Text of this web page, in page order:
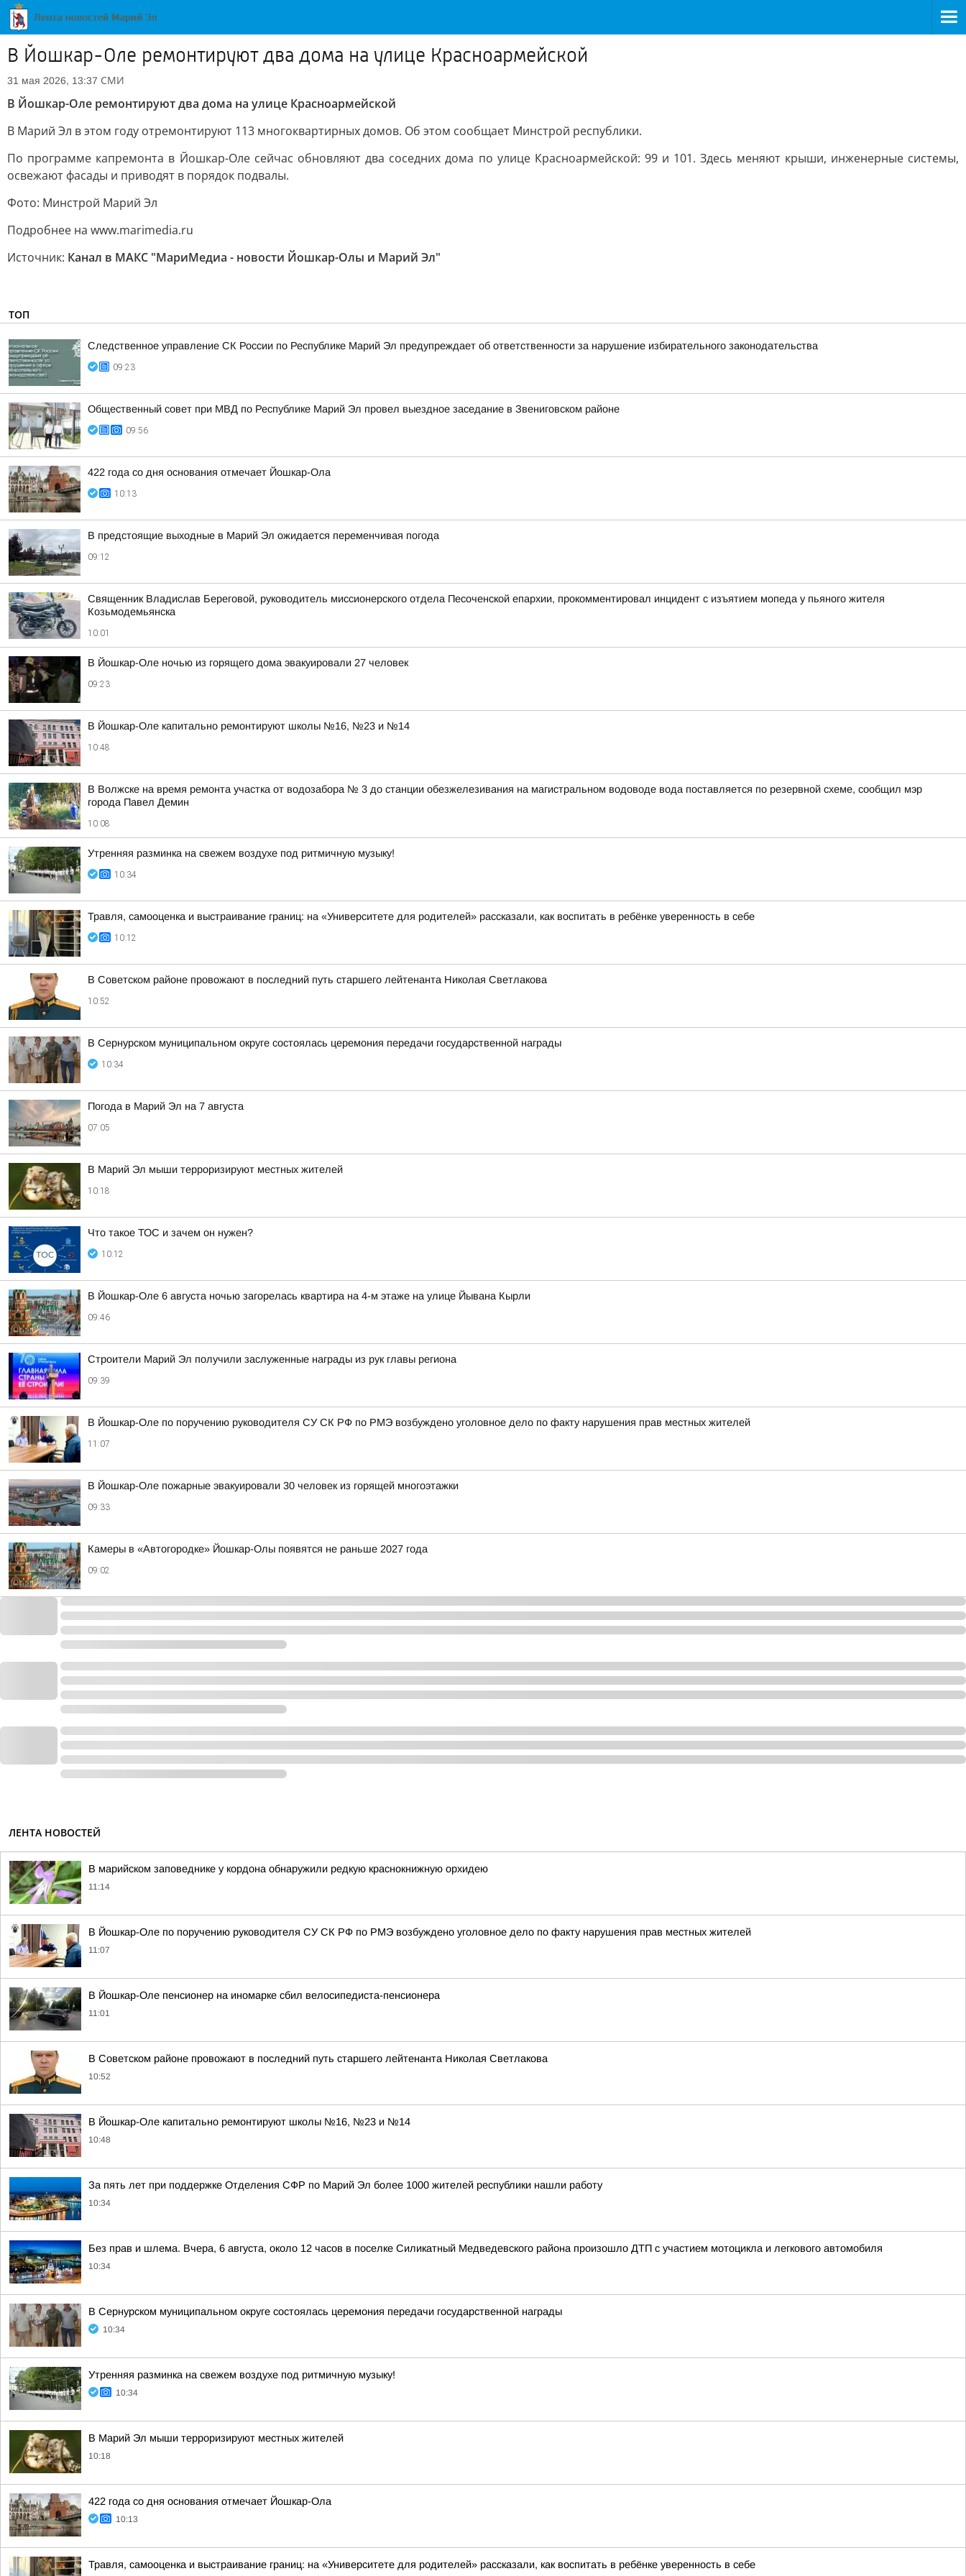
В Йошкар-Оле ремонтируют два дома на улице Красноармейской
31 мая 2026, 13:37 СМИ
В Йошкар-Оле ремонтируют два дома на улице Красноармейской
В Марий Эл в этом году отремонтируют 113 многоквартирных домов. Об этом сообщает Минстрой республики.
По программе капремонта в Йошкар-Оле сейчас обновляют два соседних дома по улице Красноармейской: 99 и 101. Здесь меняют крыши, инженерные системы,
освежают фасады и приводят в порядок подвалы.
Фото: Минстрой Марий Эл
Подробнее на www.marimedia.ru
Источник: Канал в МАКС "МариМедиа - новости Йошкар-Олы и Марий Эл"
ТОП
Следственное управление СК России по Республике Марий Эл предупреждает об ответственности за нарушение избирательного законодательства
09:23
Общественный совет при МВД по Республике Марий Эл провел выездное заседание в Звениговском районе
09:56
422 года со дня основания отмечает Йошкар-Ола
10:13
В предстоящие выходные в Марий Эл ожидается переменчивая погода
09:12
Священник Владислав Береговой, руководитель миссионерского отдела Песоченской епархии, прокомментировал инцидент с изъятием мопеда у пьяного жителя
Козьмодемьянска
10:01
В Йошкар-Оле ночью из горящего дома эвакуировали 27 человек
09:23
В Йошкар-Оле капитально ремонтируют школы №16, №23 и №14
10:48
В Волжске на время ремонта участка от водозабора № 3 до станции обезжелезивания на магистральном водоводе вода поставляется по резервной схеме, сообщил мэр
города Павел Демин
10:08
Утренняя разминка на свежем воздухе под ритмичную музыку!
10:34
Травля, самооценка и выстраивание границ: на «Университете для родителей» рассказали, как воспитать в ребёнке уверенность в себе
10:12
В Советском районе провожают в последний путь старшего лейтенанта Николая Светлакова
10:52
В Сернурском муниципальном округе состоялась церемония передачи государственной награды
10:34
Погода в Марий Эл на 7 августа
07:05
В Марий Эл мыши терроризируют местных жителей
10:18
Что такое ТОС и зачем он нужен?
10:12
В Йошкар-Оле 6 августа ночью загорелась квартира на 4-м этаже на улице Йывана Кырли
09:46
Строители Марий Эл получили заслуженные награды из рук главы региона
09:39
В Йошкар-Оле по поручению руководителя СУ СК РФ по РМЭ возбуждено уголовное дело по факту нарушения прав местных жителей
11:07
В Йошкар-Оле пожарные эвакуировали 30 человек из горящей многоэтажки
09:33
Камеры в «Автогородке» Йошкар-Олы появятся не раньше 2027 года
09:02
ЛЕНТА НОВОСТЕЙ
В марийском заповеднике у кордона обнаружили редкую краснокнижную орхидею
11:14
В Йошкар-Оле по поручению руководителя СУ СК РФ по РМЭ возбуждено уголовное дело по факту нарушения прав местных жителей
11:07
В Йошкар-Оле пенсионер на иномарке сбил велосипедиста-пенсионера
11:01
В Советском районе провожают в последний путь старшего лейтенанта Николая Светлакова
10:52
В Йошкар-Оле капитально ремонтируют школы №16, №23 и №14
10:48
За пять лет при поддержке Отделения СФР по Марий Эл более 1000 жителей республики нашли работу
10:34
Без прав и шлема. Вчера, 6 августа, около 12 часов в поселке Силикатный Медведевского района произошло ДТП с участием мотоцикла и легкового автомобиля
10:34
В Сернурском муниципальном округе состоялась церемония передачи государственной награды
10:34
Утренняя разминка на свежем воздухе под ритмичную музыку!
10:34
В Марий Эл мыши терроризируют местных жителей
10:18
422 года со дня основания отмечает Йошкар-Ола
10:13
Травля, самооценка и выстраивание границ: на «Университете для родителей» рассказали, как воспитать в ребёнке уверенность в себе